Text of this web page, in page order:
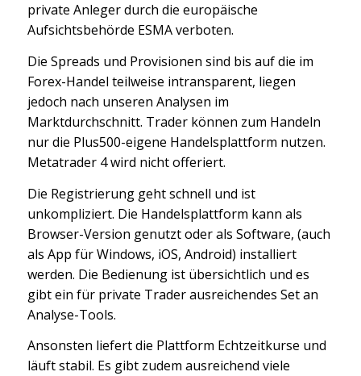
private Anleger durch die europäische
Aufsichtsbehörde ESMA verboten.
Die Spreads und Provisionen sind bis auf die im
Forex-Handel teilweise intransparent, liegen
jedoch nach unseren Analysen im
Marktdurchschnitt. Trader können zum Handeln
nur die Plus500-eigene Handelsplattform nutzen.
Metatrader 4 wird nicht offeriert.
Die Registrierung geht schnell und ist
unkompliziert. Die Handelsplattform kann als
Browser-Version genutzt oder als Software, (auch
als App für Windows, iOS, Android) installiert
werden. Die Bedienung ist übersichtlich und es
gibt ein für private Trader ausreichendes Set an
Analyse-Tools.
Ansonsten liefert die Plattform Echtzeitkurse und
läuft stabil. Es gibt zudem ausreichend viele